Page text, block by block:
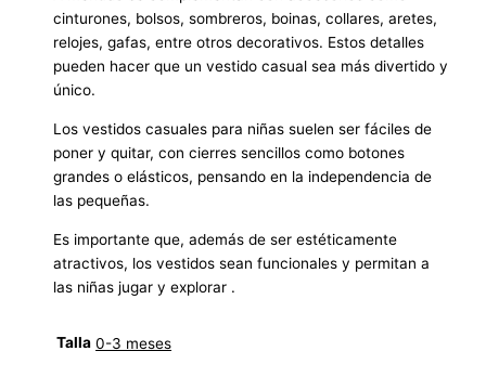
cinturones, bolsos, sombreros, boinas, collares, aretes,
relojes, gafas, entre otros decorativos. Estos detalles
pueden hacer que un vestido casual sea más divertido y
único.
Los vestidos casuales para niñas suelen ser fáciles de
poner y quitar, con cierres sencillos como botones
grandes o elásticos, pensando en la independencia de
las pequeñas.
Es importante que, además de ser estéticamente
atractivos, los vestidos sean funcionales y permitan a
las niñas jugar y explorar .
Talla 0-3 meses